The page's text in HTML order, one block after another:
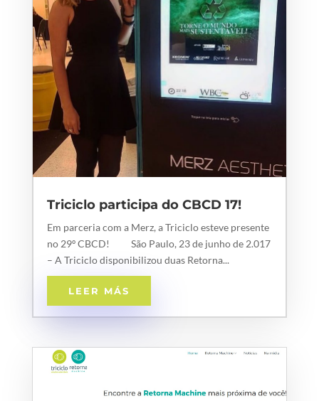
Triciclo participa do CBCD 17!
Em parceria com a Merz, a Triciclo esteve presente
no 29º CBCD! São Paulo, 23 de junho de 2.017
– A Triciclo disponibilizou duas Retorna...
LEER MÁS